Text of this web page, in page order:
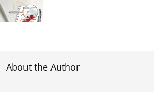
About the Author